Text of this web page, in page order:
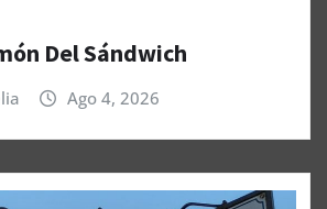
Del Sándwich
Ago 4, 2026